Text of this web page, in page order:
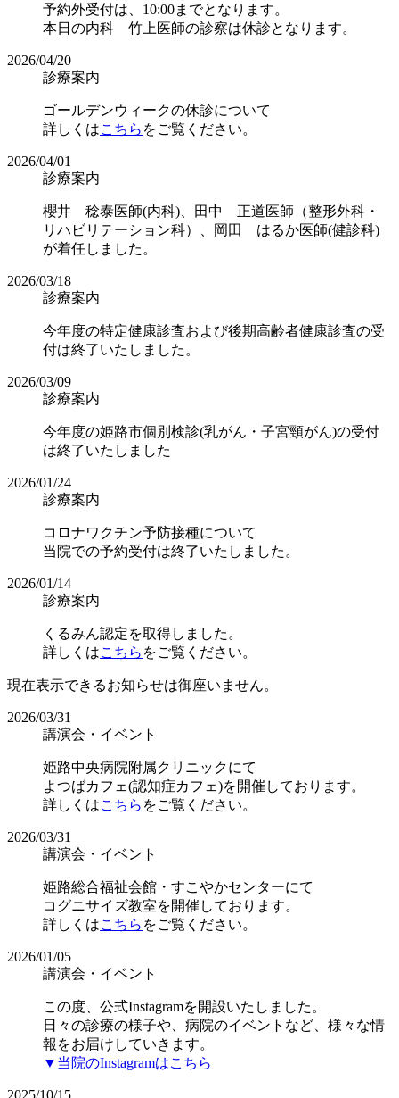
予約外受付は、10:00までとなります。
本日の内科 竹上医師の診察は休診となります。
2026/04/20
診療案内
ゴールデンウィークの休診について
詳しくはこちら をご覧ください。
2026/04/01
診療案内
櫻井 稔泰医師(内科)、田中 正道医師（整形外科・
リハビリテーション科）、岡田 はるか医師(健診科)
が着任しました。
2026/03/18
診療案内
今年度の特定健康診査および後期高齢者健康診査の受
付は終了いたしました。
2026/03/09
診療案内
今年度の姫路市個別検診(乳がん・子宮頸がん)の受付
は終了いたしました
2026/01/24
診療案内
コロナワクチン予防接種について
当院での予約受付は終了いたしました。
2026/01/14
診療案内
くるみん認定を取得しました。
詳しくはこちら をご覧ください。
現在表示できるお知らせは御座いません。
2026/03/31
講演会・イベント
姫路中央病院附属クリニックにて
よつばカフェ(認知症カフェ)を開催しております。
詳しくはこちら をご覧ください。
2026/03/31
講演会・イベント
姫路総合福祉会館・すこやかセンターにて
コグニサイズ教室を開催しております。
詳しくはこちら をご覧ください。
2026/01/05
講演会・イベント
この度、公式Instagramを開設いたしました。
日々の診療の様子や、病院のイベントなど、様々な情
報をお届けしていきます。
▼当院のInstagramはこちら
2025/10/15